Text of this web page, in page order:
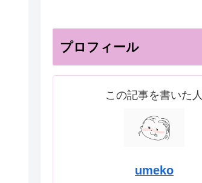
プロフィール
この記事を書いた人
umeko